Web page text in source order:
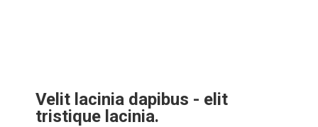
Velit lacinia dapibus - elit
tristique lacinia.